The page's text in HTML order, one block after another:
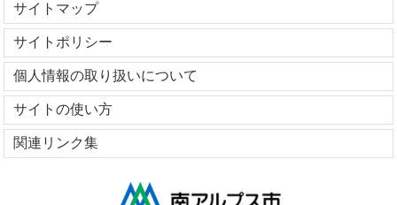
サイトマップ
サイトポリシー
個人情報の取り扱いについて
サイトの使い方
関連リンク集